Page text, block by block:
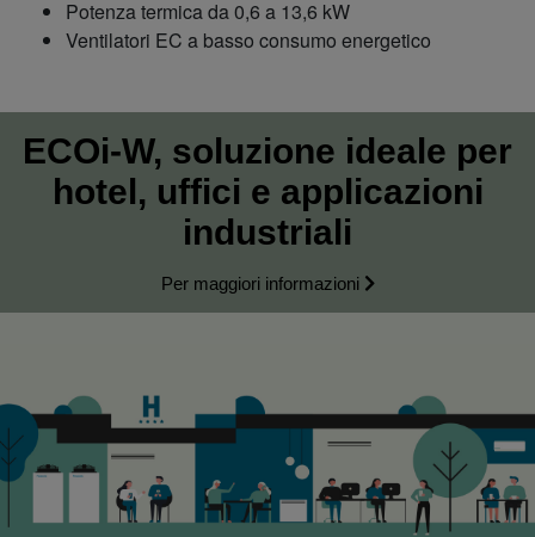
Potenza termica da 0,6 a 13,6 kW
Ventilatori EC a basso consumo energetico
ECOi-W, soluzione ideale per
hotel, uffici e applicazioni
industriali
Per maggiori informazioni